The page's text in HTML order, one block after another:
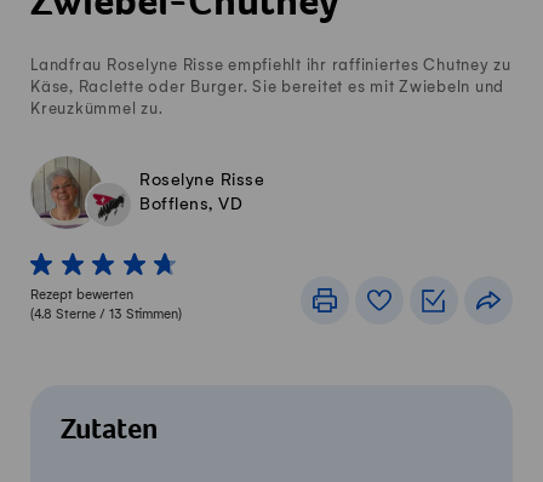
Landfrau Roselyne Risse empfiehlt ihr raffiniertes Chutney zu
Käse, Raclette oder Burger. Sie bereitet es mit Zwiebeln und
Kreuzkümmel zu.
Roselyne Risse
Bofflens, VD
1 von 5 Sterne
2 von 5 Sterne
3 von 5 Sterne
4 von 5 Sterne
5 von 5 Sterne
Rezept bewerten
(4.8 Sterne / 13 Stimmen)
DruckenRezeptbuch
Zutaten